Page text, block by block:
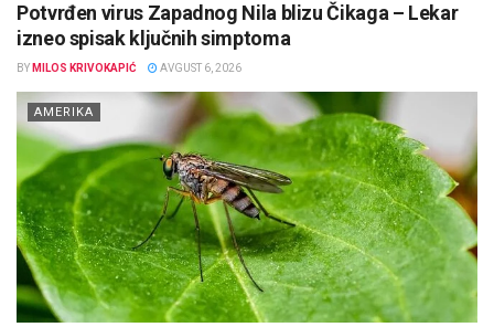
Potvrđen virus Zapadnog Nila blizu Čikaga – Lekar
izneo spisak ključnih simptoma
BY MILOS KRIVOKAPIĆ AVGUST 6, 2026
AMERIKA